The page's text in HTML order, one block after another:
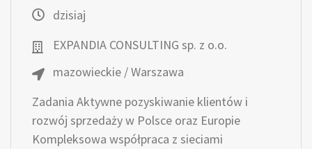
dzisiaj
EXPANDIA CONSULTING sp. z o.o.
mazowieckie / Warszawa
Zadania Aktywne pozyskiwanie klientów i
rozwój sprzedaży w Polsce oraz Europie
Kompleksowa współpraca z sieciami